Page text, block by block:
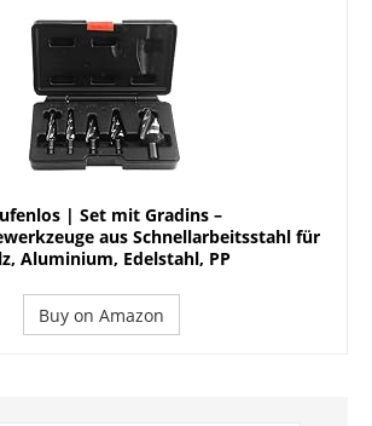
| Set mit Gradins –
aus Schnellarbeitsstahl für
Aluminium, Edelstahl, PP
Buy on Amazon